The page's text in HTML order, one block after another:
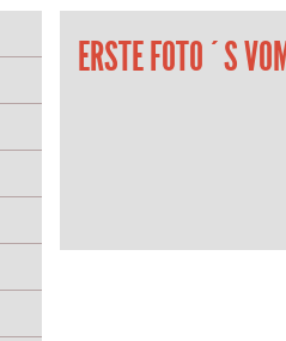
ERSTE FOTO´S